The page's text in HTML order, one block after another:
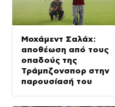
Μοχάμεντ Σαλάχ:
αποθέωση από τους
οπαδούς της
Τράμπζονσπορ στην
παρουσίασή του